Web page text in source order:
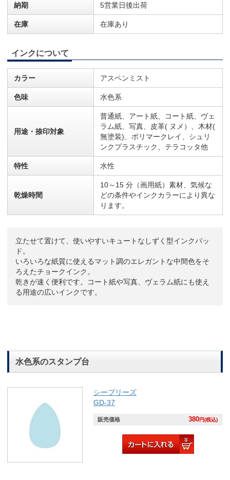
納期 5営業日後出荷
在庫 在庫あり
インクについて
カラー アスペンミスト
色味 水色系
用途・捺印対象
普通紙、アート紙、コート紙、ヴェ
ラム紙、写真、皮革( ヌメ）、木材(
無塗装)、ポリマークレイ、シュリ
ンクプラスチック、テラコッタ他
特性 水性
乾燥時間
10～15 分（画用紙）素材、気候な
どの条件やインクカラーにより異な
ります。
立たせて置けて、使いやすいキュートなしずく型インクパッ
ド。
いろいろな紙質に使えるマット調のエレガントな中間色をそ
ろえたチョークインク。
乾きが速く便利です。コート紙や写真、ヴェラム紙にも使え
る用途の広いインクです。
水色系のスタンプ台
シーブリーズ
GD-37
販売価格 380円(税込)